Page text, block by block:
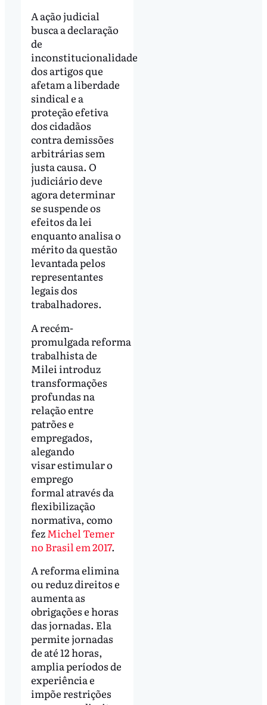
A ação judicial
busca a declaração
de
inconstitucionalidade
dos artigos que
afetam a liberdade
sindical e a
proteção efetiva
dos cidadãos
contra demissões
arbitrárias sem
justa causa. O
judiciário deve
agora determinar
se suspende os
efeitos da lei
enquanto analisa o
mérito da questão
levantada pelos
representantes
legais dos
trabalhadores.
A recém-
promulgada reforma
trabalhista de
Milei introduz
transformações
profundas na
relação entre
patrões e
empregados,
alegando
visar estimular o
emprego
formal através da
flexibilização
normativa, como
fezMichel Temer
no Brasil em 2017.
A reforma elimina
ou reduz direitos e
aumenta as
obrigações e horas
das jornadas. Ela
permite jornadas
de até 12 horas,
amplia períodos de
experiência e
impõe restrições